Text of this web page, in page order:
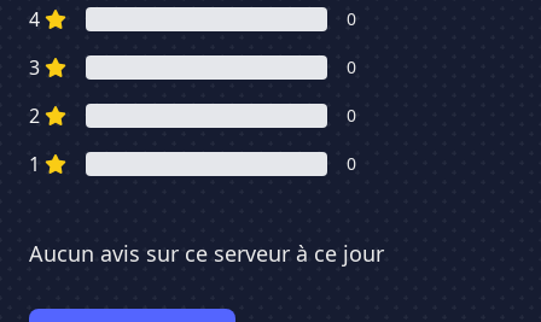
4 0
3 0
2 0
1 0
Aucun avis sur ce serveur à ce jour